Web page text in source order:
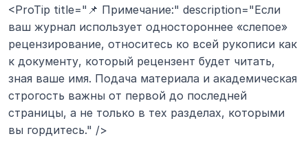
<ProTip title="📌 Примечание:" description="Если
ваш журнал использует одностороннее «слепое»
рецензирование, относитесь ко всей рукописи как
к документу, который рецензент будет читать,
зная ваше имя. Подача материала и академическая
строгость важны от первой до последней
страницы, а не только в тех разделах, которыми
вы гордитесь." />